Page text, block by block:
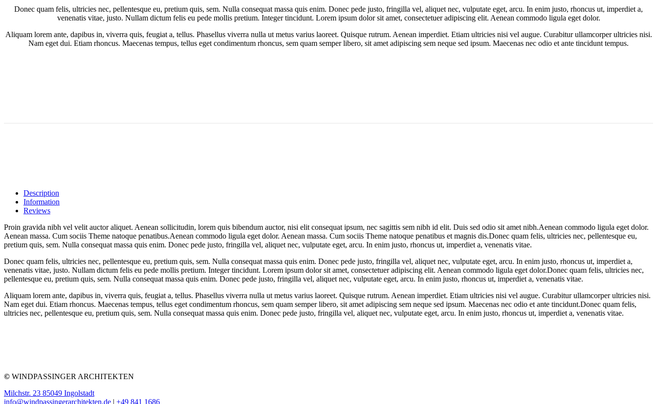
Donec quam felis, ultricies nec, pellentesque eu, pretium quis, sem. Nulla consequat massa quis enim. Donec pede justo, fringilla vel, aliquet nec, vulputate eget, arcu. In enim justo, rhoncus ut, imperdiet a,
venenatis vitae, justo. Nullam dictum felis eu pede mollis pretium. Integer tincidunt. Lorem ipsum dolor sit amet, consectetuer adipiscing elit. Aenean commodo ligula eget dolor.
Aliquam lorem ante, dapibus in, viverra quis, feugiat a, tellus. Phasellus viverra nulla ut metus varius laoreet. Quisque rutrum. Aenean imperdiet. Etiam ultricies nisi vel augue. Curabitur ullamcorper ultricies nisi.
Nam eget dui. Etiam rhoncus. Maecenas tempus, tellus eget condimentum rhoncus, sem quam semper libero, sit amet adipiscing sem neque sed ipsum. Maecenas nec odio et ante tincidunt tempus.
Description
Information
Reviews
Proin gravida nibh vel velit auctor aliquet. Aenean sollicitudin, lorem quis bibendum auctor, nisi elit consequat ipsum, nec sagittis sem nibh id elit. Duis sed odio sit amet nibh.Aenean commodo ligula eget dolor.
Aenean massa. Cum sociis Theme natoque penatibus.Aenean commodo ligula eget dolor. Aenean massa. Cum sociis Theme natoque penatibus et magnis dis.Donec quam felis, ultricies nec, pellentesque eu,
pretium quis, sem. Nulla consequat massa quis enim. Donec pede justo, fringilla vel, aliquet nec, vulputate eget, arcu. In enim justo, rhoncus ut, imperdiet a, venenatis vitae.
Donec quam felis, ultricies nec, pellentesque eu, pretium quis, sem. Nulla consequat massa quis enim. Donec pede justo, fringilla vel, aliquet nec, vulputate eget, arcu. In enim justo, rhoncus ut, imperdiet a,
venenatis vitae, justo. Nullam dictum felis eu pede mollis pretium. Integer tincidunt. Lorem ipsum dolor sit amet, consectetuer adipiscing elit. Aenean commodo ligula eget dolor.Donec quam felis, ultricies nec,
pellentesque eu, pretium quis, sem. Nulla consequat massa quis enim. Donec pede justo, fringilla vel, aliquet nec, vulputate eget, arcu. In enim justo, rhoncus ut, imperdiet a, venenatis vitae.
Aliquam lorem ante, dapibus in, viverra quis, feugiat a, tellus. Phasellus viverra nulla ut metus varius laoreet. Quisque rutrum. Aenean imperdiet. Etiam ultricies nisi vel augue. Curabitur ullamcorper ultricies nisi.
Nam eget dui. Etiam rhoncus. Maecenas tempus, tellus eget condimentum rhoncus, sem quam semper libero, sit amet adipiscing sem neque sed ipsum. Maecenas nec odio et ante tincidunt.Donec quam felis,
ultricies nec, pellentesque eu, pretium quis, sem. Nulla consequat massa quis enim. Donec pede justo, fringilla vel, aliquet nec, vulputate eget, arcu. In enim justo, rhoncus ut, imperdiet a, venenatis vitae.
© WINDPASSINGER ARCHITEKTEN
Milchstr. 23 85049 Ingolstadt
info@windpassingerarchitekten.de | +49 841 1686